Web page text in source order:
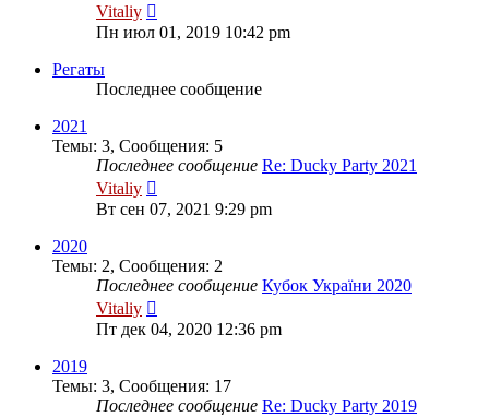
Vitaliy
к
последнему
Пн июл 01, 2019 10:42 pm
Регаты
Последнее сообщение
2021
Темы: 3, Сообщения: 5
Последнее сообщение Re: Ducky Party 2021
Vitaliy
к
последнему
Вт сен 07, 2021 9:29 pm
2020
Темы: 2, Сообщения: 2
Последнее сообщение Кубок України 2020
Vitaliy
к
последнему
Пт дек 04, 2020 12:36 pm
2019
Темы: 3, Сообщения: 17
Последнее сообщение Re: Ducky Party 2019